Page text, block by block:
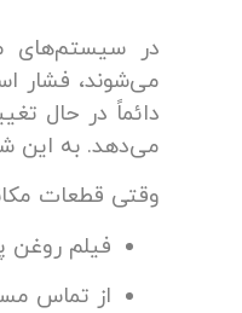
در سیستم‌های
می‌شوند، فشار
دائماً در حال
می‌دهد. به این
وقتی قطعات
فیلم روغن
از تماس